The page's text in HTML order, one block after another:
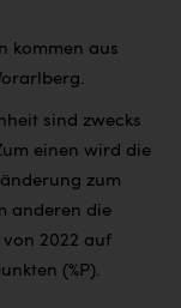
kommen aus
sind zwecks
einen wird die
zum
anderen die
2022 auf
(%P).